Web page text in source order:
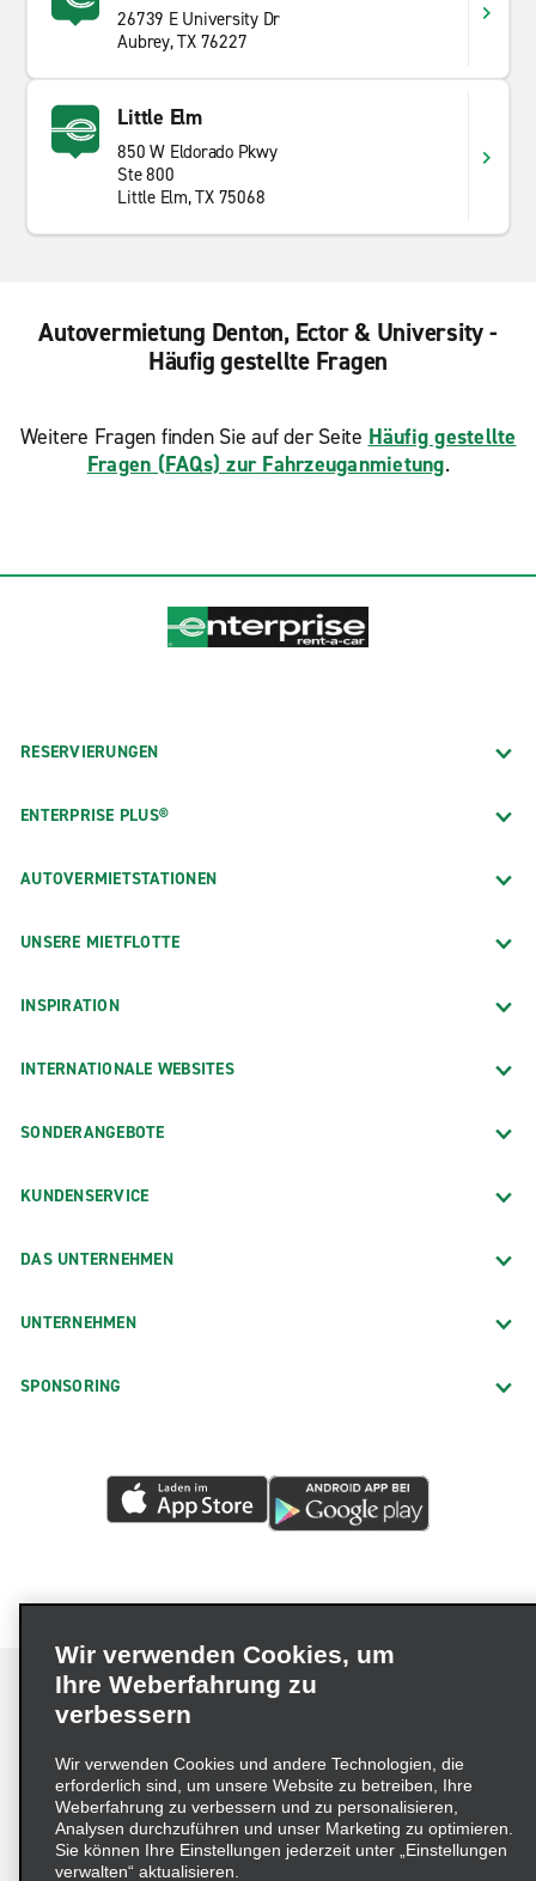
26739 E University Dr
Aubrey, TX 76227
Little Elm
850 W Eldorado Pkwy
Ste 800
Little Elm, TX 75068
Autovermietung Denton, Ector & University -
Häufig gestellte Fragen
Weitere Fragen finden Sie auf der Seite Häufig gestellte
Fragen (FAQs) zur Fahrzeuganmietung.
RESERVIERUNGEN
ENTERPRISE PLUS®
AUTOVERMIETSTATIONEN
UNSERE MIETFLOTTE
INSPIRATION
INTERNATIONALE WEBSITES
SONDERANGEBOTE
KUNDENSERVICE
DAS UNTERNEHMEN
UNTERNEHMEN
SPONSORING
Impressum Nutzungsbedingungen
Datenschutzrichtlinie
Cookie-Richtlinie
Datenschutzoptionen
Lieferkettensorgfaltspflichtengesetz (LkSG) Grundsatzerklärung
Beschwerdeverfahren nach dem
Wir verwenden Cookies, um
Ihre Weberfahrung zu
verbessern
Wir verwenden Cookies und andere Technologien, die
erforderlich sind, um unsere Website zu betreiben, Ihre
Weberfahrung zu verbessern und zu personalisieren,
Analysen durchzuführen und unser Marketing zu optimieren.
Sie können Ihre Einstellungen jederzeit unter „Einstellungen
verwalten“ aktualisieren.